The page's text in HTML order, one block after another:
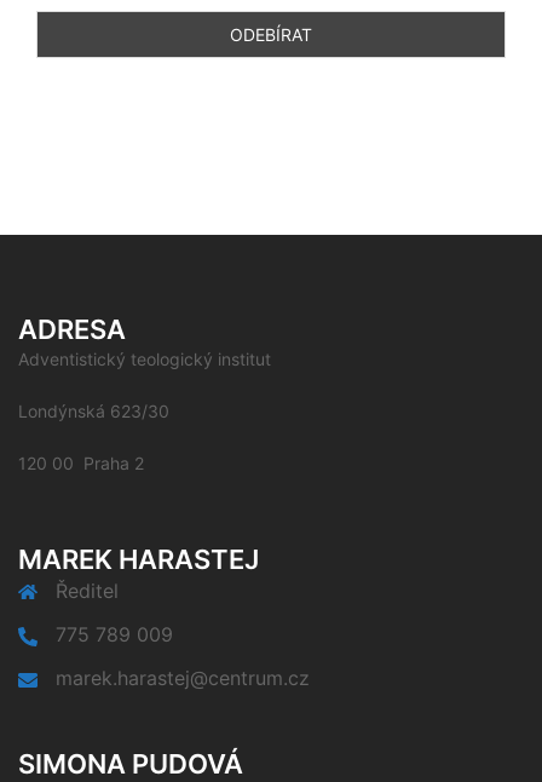
ADRESA
Adventistický teologický institut
Londýnská 623/30
120 00 Praha 2
MAREK HARASTEJ
Ředitel
775 789 009
marek.harastej@centrum.cz
SIMONA PUDOVÁ